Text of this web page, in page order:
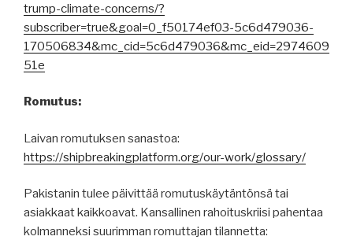
trump-climate-concerns/?
subscriber=true&goal=0_f50174ef03-5c6d479036-
170506834&mc_cid=5c6d479036&mc_eid=2974609
51e
Romutus:
Laivan romutuksen sanastoa:
https://shipbreakingplatform.org/our-work/glossary/
Pakistanin tulee päivittää romutuskäytäntönsä tai
asiakkaat kaikkoavat. Kansallinen rahoituskriisi pahentaa
kolmanneksi suurimman romuttajan tilannetta: